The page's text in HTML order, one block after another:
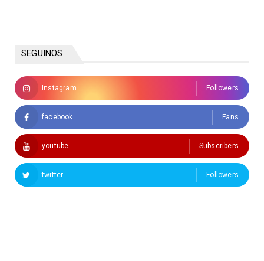
SEGUINOS
Instagram Followers
facebook Fans
youtube Subscribers
twitter Followers